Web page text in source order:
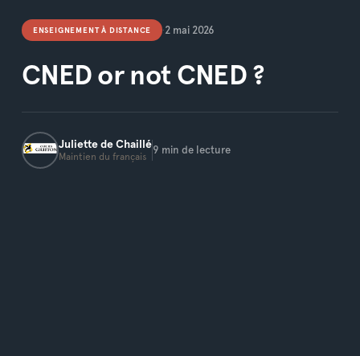
ENSEIGNEMENT À DISTANCE • 2 mai 2026
CNED or not CNED ?
Juliettede Chaillé
Maintien du français
9 min de lecture